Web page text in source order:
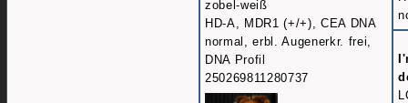
zobel-weiß
HD-A, MDR1 (+/+), CEA DNA
normal, erbl. Augenerkr. frei,
DNA Profil
250269811280737